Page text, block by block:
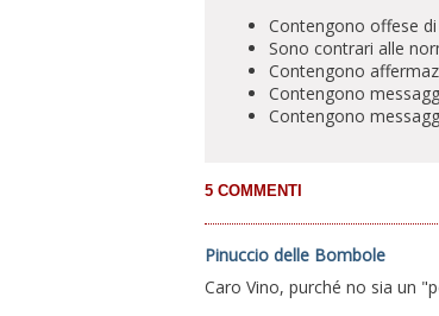
Contengono offese
Sono contrari alle
Contengono
Contengono
Contengono
Pinuccio delle Bombole
Caro Vino, purché no sia un